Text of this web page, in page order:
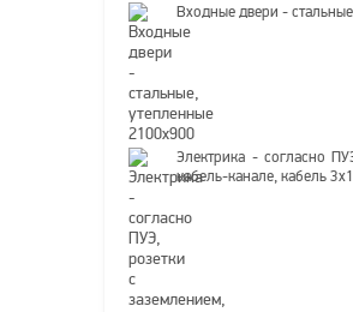
Входные двери -
Электрика - согласно
кабель-канале, кабель